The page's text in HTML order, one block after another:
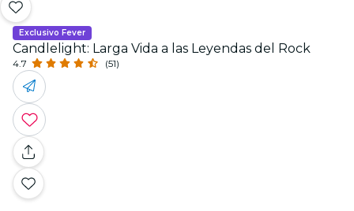
Exclusivo Fever
Candlelight: Larga Vida a las Leyendas del Rock
4.7 (51)